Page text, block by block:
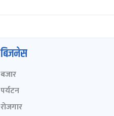
बिजनेस
बजार
पर्यटन
रोजगार